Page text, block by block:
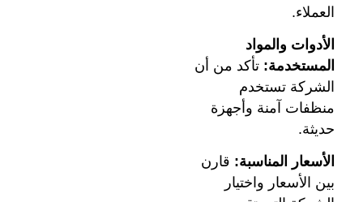
العملاء.
الأدوات والمواد
المستخدمة: تأكد من أن
الشركة تستخدم
منظفات آمنة وأجهزة
حديثة.
الأسعار المناسبة: قارن
بين الأسعار واختيار